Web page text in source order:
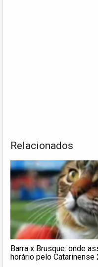
Relacionados
Barra x Brusque: onde
horário pelo Catarinense